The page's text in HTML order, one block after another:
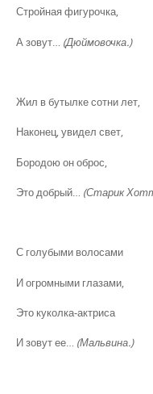
Стройная фигурочка,
А зовут… (Дюймовочка.)
Жил в бутылке сотни лет,
Наконец, увидел свет,
Бородою он оброс,
Это добрый… (Старик
С голубыми волосами
И огромными глазами,
Это куколка-актриса
И зовут ее… (Мальвина.)